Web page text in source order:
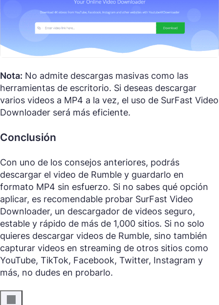
Nota: No admite descargas masivas como las
herramientas de escritorio. Si deseas descargar
varios videos a MP4 a la vez, el uso de SurFast Video
Downloader será más eficiente.
Conclusión
Con uno de los consejos anteriores, podrás
descargar el video de Rumble y guardarlo en
formato MP4 sin esfuerzo. Si no sabes qué opción
aplicar, es recomendable probar SurFast Video
Downloader, un descargador de videos seguro,
estable y rápido de más de 1,000 sitios. Si no solo
quieres descargar videos de Rumble, sino también
capturar videos en streaming de otros sitios como
YouTube, TikTok, Facebook, Twitter, Instagram y
más, no dudes en probarlo.